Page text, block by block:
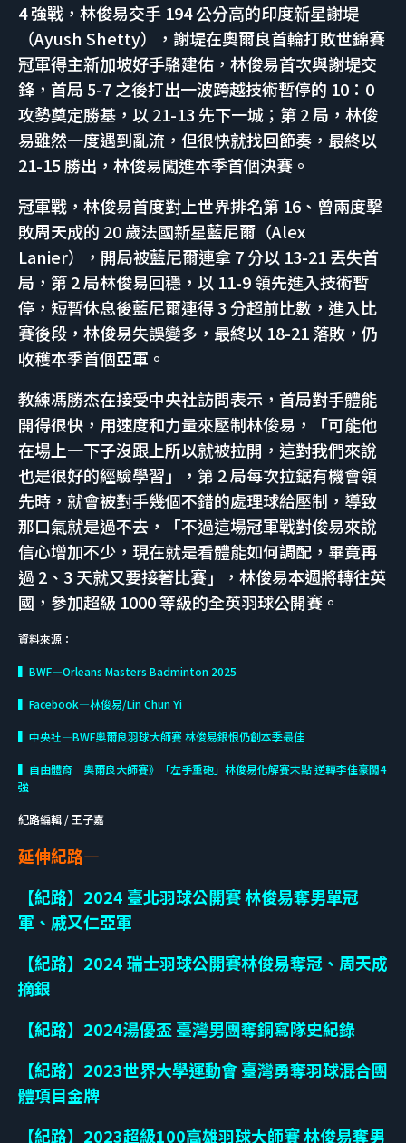
4 強戰，林俊易交手 194 公分高的印度新星謝堤
（Ayush Shetty），謝堤在奧爾良首輪打敗世錦賽
冠軍得主新加坡好手駱建佑，林俊易首次與謝堤交
鋒，首局 5-7 之後打出一波跨越技術暫停的 10：0
攻勢奠定勝基，以 21-13 先下一城；第 2 局，林俊
易雖然一度遇到亂流，但很快就找回節奏，最終以
21-15 勝出，林俊易闖進本季首個決賽。
冠軍戰，林俊易首度對上世界排名第 16、曾兩度擊
敗周天成的 20 歲法國新星藍尼爾（Alex
Lanier），開局被藍尼爾連拿 7 分以 13-21 丟失首
局，第 2 局林俊易回穩，以 11-9 領先進入技術暫
停，短暫休息後藍尼爾連得 3 分超前比數，進入比
賽後段，林俊易失誤變多，最終以 18-21 落敗，仍
收穫本季首個亞軍。
教練馮勝杰在接受中央社訪問表示，首局對手體能
開得很快，用速度和力量來壓制林俊易，「可能他
在場上一下子沒跟上所以就被拉開，這對我們來說
也是很好的經驗學習」，第 2 局每次拉鋸有機會領
先時，就會被對手幾個不錯的處理球給壓制，導致
那口氣就是過不去，「不過這場冠軍戰對俊易來說
信心增加不少，現在就是看體能如何調配，畢竟再
過 2、3 天就又要接著比賽」，林俊易本週將轉往英
國，參加超級 1000 等級的全英羽球公開賽。
資料來源：
▍BWF—Orleans Masters Badminton 2025
▍Facebook—林俊易/Lin Chun Yi
▍中央社—BWF奧爾良羽球大師賽 林俊易銀恨仍創本季最佳
▍自由體育—奧爾良大師賽》「左手重砲」林俊易化解賽末點 逆轉李佳豪闖4
強
紀路編輯 / 王子嘉
延伸紀路—
【紀路】2024 臺北羽球公開賽 林俊易奪男單冠
軍、戚又仁亞軍
【紀路】2024 瑞士羽球公開賽林俊易奪冠、周天成
摘銀
【紀路】2024湯優盃 臺灣男團奪銅寫隊史紀錄
【紀路】2023世界大學運動會 臺灣勇奪羽球混合團
體項目金牌
【紀路】2023超級100高雄羽球大師賽 林俊易奪男